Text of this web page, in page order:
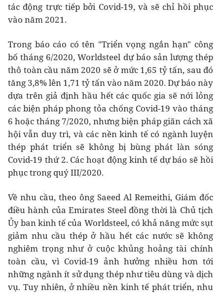
tác động trực tiếp bởi Covid-19, và sẽ chỉ hồi phục
vào năm 2021.
Trong báo cáo có tên "Triển vọng ngắn hạn" công
bố tháng 6/2020, Worldsteel dự báo sản lượng thép
thô toàn cầu năm 2020 sẽ ở mức 1,65 tỷ tấn, sau đó
tăng 3,8% lên 1,71 tỷ tấn vào năm 2020. Dự báo này
dựa trên giả định hầu hết các quốc gia sẽ nới lỏng
các biện pháp phong tỏa chống Covid-19 vào tháng
6 hoặc tháng 7/2020, nhưng biện pháp giãn cách xã
hội vẫn duy trì, và các nền kinh tế có ngành luyện
thép phát triển sẽ không bị bùng phát làn sóng
Covid-19 thứ 2. Các hoạt động kinh tế dự báo sẽ hồi
phục trong quý III/2020.
Về nhu cầu, theo ông Saeed Al Remeithi, Giám đốc
điều hành của Emirates Steel đồng thời là Chủ tịch
Ủy ban kinh tế của Worldsteel, có khả năng mức sụt
giảm nhu cầu thép ở hầu hết các nước sẽ không
nghiêm trọng như ở cuộc khủng hoảng tài chính
toàn cầu, vì Covid-19 ảnh hưởng nhiều hơn tới
những ngành ít sử dụng thép như tiêu dùng và dịch
vụ. Tuy nhiên, ở nhiều nền kinh tế phát triển, nhu